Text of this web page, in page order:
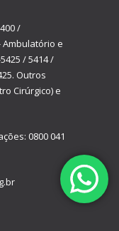
/
e
/5414/
Outros
Cirúrgico) e
0800 041